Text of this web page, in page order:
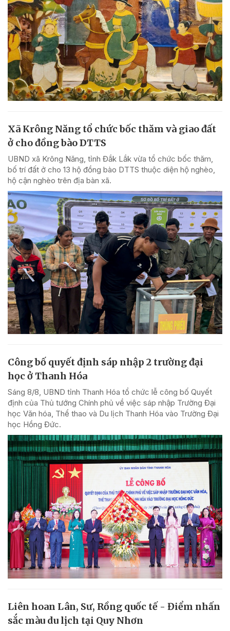
Xã Krông Năng tổ chức bốc thăm và giao đất
ở cho đồng bào DTTS
UBND xã Krông Năng, tỉnh Đắk Lắk vừa tổ chức bốc thăm,
bố trí đất ở cho 13 hộ đồng bào DTTS thuộc diện hộ nghèo,
hộ cận nghèo trên địa bàn xã.
Công bố quyết định sáp nhập 2 trường đại
học ở Thanh Hóa
Sáng 8/8, UBND tỉnh Thanh Hóa tổ chức lễ công bố Quyết
định của Thủ tướng Chính phủ về việc sáp nhập Trường Đại
học Văn hóa, Thể thao và Du lịch Thanh Hóa vào Trường Đại
học Hồng Đức.
Liên hoan Lân, Sư, Rồng quốc tế - Điểm nhấn
sắc màu du lịch tại Quy Nhơn